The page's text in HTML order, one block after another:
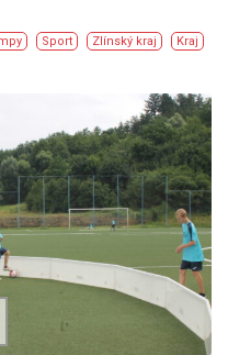
Sport Zlínský kraj Kraj